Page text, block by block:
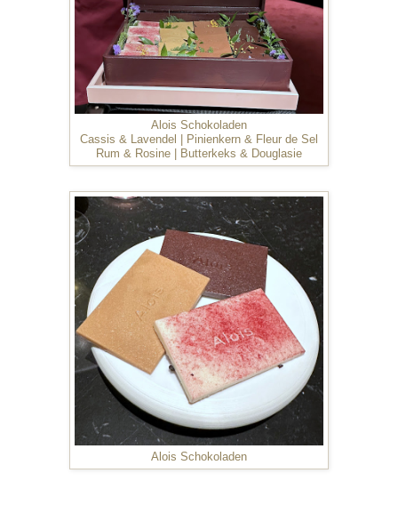
Alois Schokoladen
Cassis & Lavendel | Pinienkern & Fleur de Sel
Rum & Rosine | Butterkeks & Douglasie
Alois Schokoladen